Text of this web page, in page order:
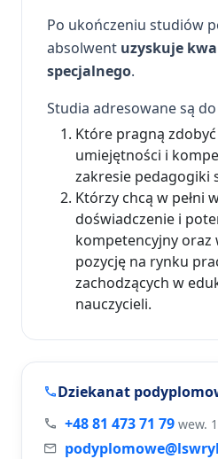
Po ukończeniu studiów
absolwent uzyskuje
specjalnego.
Studia adresowane są
Które pragną
umiejętności i
zakresie pedagogiki
Którzy chcą w pełni
doświadczenie i
kompetencyjny oraz
pozycję na rynku
zachodzących w
nauczycieli.
Dziekanat
+48 81 473 71 79 wew. 1